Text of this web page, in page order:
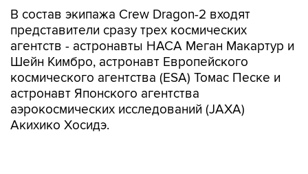
В состав экипажа Crew Dragon-2 входят
представители сразу трех космических
агентств - астронавты НАСА Меган Макартур и
Шейн Кимбро, астронавт Европейского
космического агентства (ESA) Томас Песке и
астронавт Японского агентства
аэрокосмических исследований (JAXA)
Акихико Хосидэ.